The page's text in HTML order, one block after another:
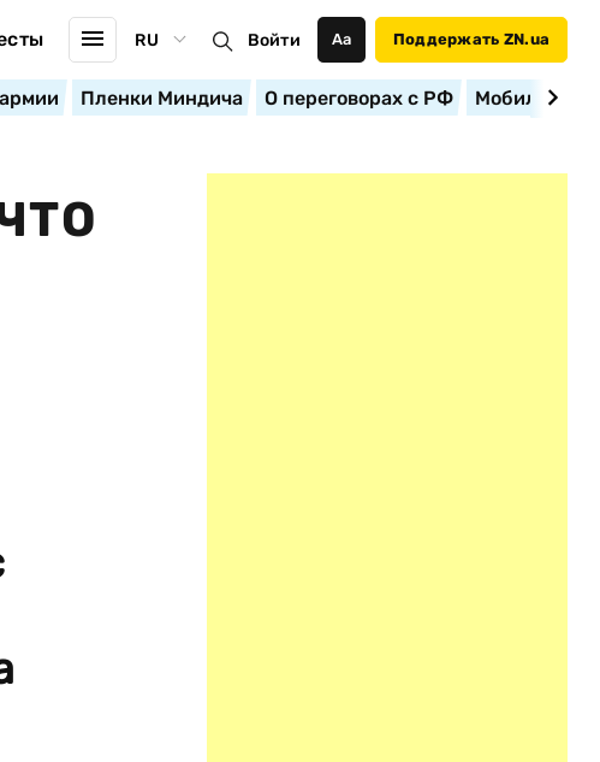
RU Войти Аа Поддержать ZN.ua
Пленки Миндича О переговорах с РФ